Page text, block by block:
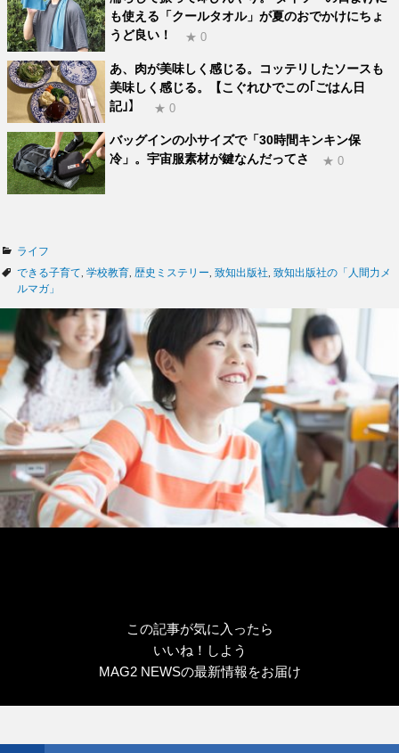
も使える「クールタオル」が夏のおでかけにちょ
うど良い！
★ 0
あ、肉が美味しく感じる。コッテリしたソースも
美味しく感じる。【こぐれひでこの｢ごはん日
記｣】
★ 0
バッグインの小サイズで「30時間キンキン保
冷」。宇宙服素材が鍵なんだってさ
★ 0
カ
テ
ゴ
ライフ
タ
グ
できる子育て 学校教育 歴史ミステリー 致知出版社 致知出版社の「人間力メ
ルマガ」
この記事が気に入ったら
いいね！しよう
MAG2 NEWSの最新情報をお届け